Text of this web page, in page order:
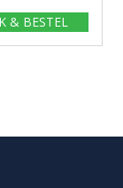
& BESTEL